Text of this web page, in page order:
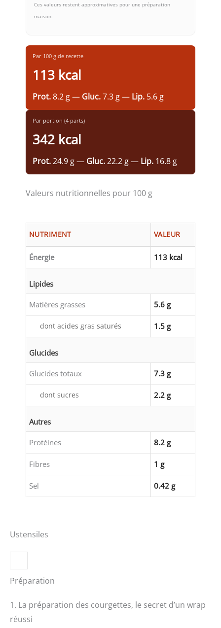
Ces valeurs restent approximatives pour une préparation
maison.
Par 100 g de recette
113 kcal
Prot.8.2 g — Gluc.7.3 g — Lip. 5.6 g
Par portion (4 parts)
342 kcal
Prot.24.9 g — Gluc.22.2 g — Lip. 16.8 g
Valeurs nutritionnelles pour 100 g
NUTRIMENT VALEUR
Énergie 113 kcal
Lipides
Matières grasses 5.6 g
dont acides gras saturés 1.5 g
Glucides
Glucides totaux 7.3 g
dont sucres 2.2 g
Autres
Protéines 8.2 g
Fibres 1 g
Sel 0.42 g
Ustensiles
Préparation
1. La préparation des courgettes, le secret d’un wrap
réussi